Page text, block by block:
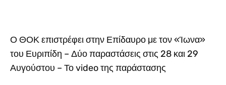
Ο ΘΟΚ επιστρέφει στην Επίδαυρο με τον «Ίωνα»
του Ευριπίδη – Δύο παραστάσεις στις 28 και 29
Αυγούστου – Το video της παράστασης